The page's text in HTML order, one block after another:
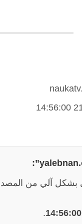
بشكل آلي من
.